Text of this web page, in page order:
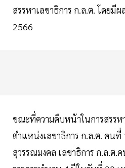
สรรหาเลขาธิการ ก.ล.ต. โดย
2566
ขณะที่ความคืบหน้าในการสรรห
ตำแหน่งเลขาธิการ ก.ล.ต. คนที่
สุวรรณมงคล เลขาธิการ ก.ล.ต